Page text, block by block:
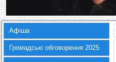
Афіша
Громадські обговорення 2025